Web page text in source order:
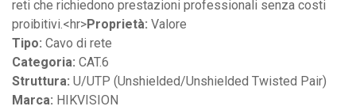
reti che richiedono prestazioni professionali senza costi
proibitivi.<hr>Proprietà: Valore
Tipo: Cavo di rete
Categoria: CAT.6
Struttura: U/UTP (Unshielded/Unshielded Twisted Pair)
Marca: HIKVISION